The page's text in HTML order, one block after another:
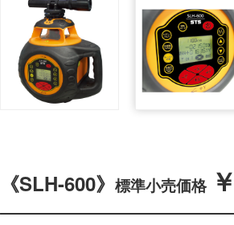
《SLH-600》 標準小売価格